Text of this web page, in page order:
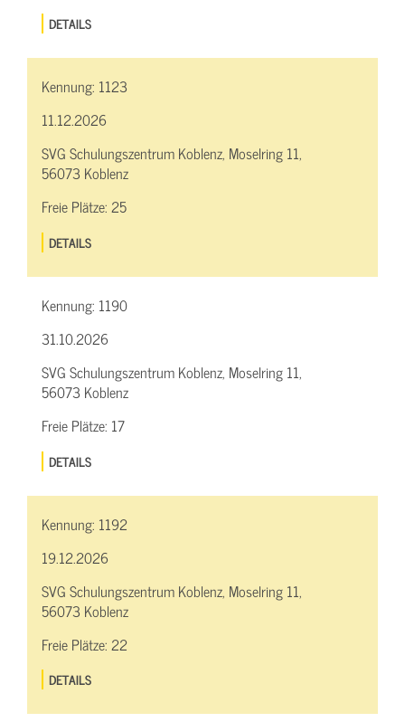
DETAILS
Kennung: 1123
11.12.2026
SVG Schulungszentrum Koblenz, Moselring 11,
56073 Koblenz
Freie Plätze:25
DETAILS
Kennung: 1190
31.10.2026
SVG Schulungszentrum Koblenz, Moselring 11,
56073 Koblenz
Freie Plätze: 17
DETAILS
Kennung: 1192
19.12.2026
SVG Schulungszentrum Koblenz, Moselring 11,
56073 Koblenz
Freie Plätze:22
DETAILS